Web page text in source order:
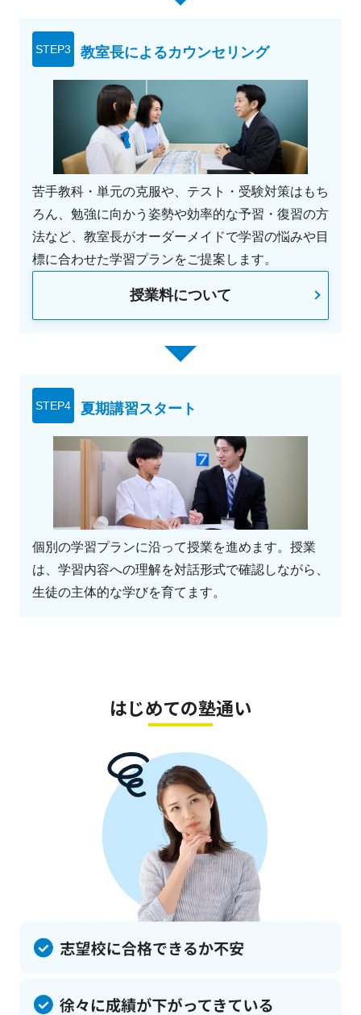
STEP3 教室長によるカウンセリング
苦手教科・単元の克服や、テスト・受験対策はもち
ろん、勉強に向かう姿勢や効率的な予習・復習の方
法など、教室長がオーダーメイドで学習の悩みや目
標に合わせた学習プランをご提案します。
授業料について
STEP4 夏期講習スタート
個別の学習プランに沿って授業を進めます。授業
は、学習内容への理解を対話形式で確認しながら、
生徒の主体的な学びを育てます。
はじめての塾通い